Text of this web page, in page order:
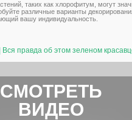
таких как хлорофитум, могут
различные варианты
вашу индивидуальность.
правда об этом зеленом
СМОТРЕТЬ
ВИДЕО